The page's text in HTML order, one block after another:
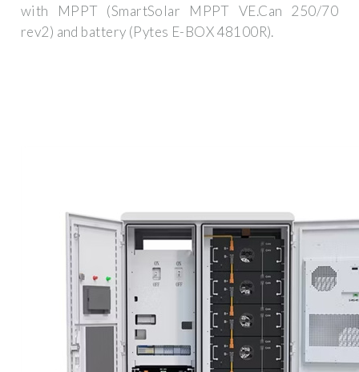
with MPPT (SmartSolar MPPT VE.Can 250/70
rev2) and battery (Pytes E-BOX 48100R).